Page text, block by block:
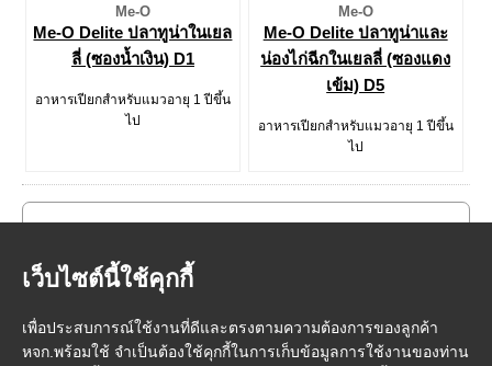
เว็บไซต์นี้ใช้คุกกี้
เพื่อประสบการณ์ใช้งานที่ดีและตรงตามความต้องการของลูกค้า
หจก.พร้อมใช้ จำเป็นต้องใช้คุกกี้ในการเก็บข้อมูลการใช้งานของท่าน
Me-O
Me-O Delite ปลาทูน่าในเยล
ลี่ (ซองน้ำเงิน) D1
อาหารเปียกสำหรับแมวอายุ 1 ปีขึ้น
ไป
Me-O
Me-O Delite ปลาทูน่าและ
น่องไก่ฉีกในเยลลี่ (ซองแดง
เข้ม) D5
อาหารเปียกสำหรับแมวอายุ 1 ปีขึ้น
ไป